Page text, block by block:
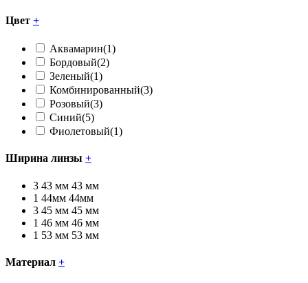
Цвет +
Аквамарин(1)
Бордовый(2)
Зеленый(1)
Комбинированный(3)
Розовый(3)
Синий(5)
Фиолетовый(1)
Ширина линзы +
3 43 мм 43 мм
1 44мм 44мм
3 45 мм 45 мм
1 46 мм 46 мм
1 53 мм 53 мм
Материал +